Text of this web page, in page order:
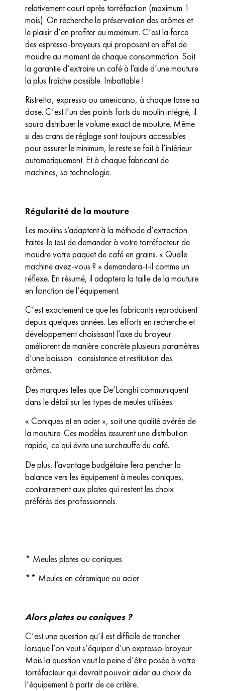
relativement court après torréfaction (maximum 1
mois). On recherche la préservation des arômes et
le plaisir d’en profiter au maximum. C’est la force
des espresso-broyeurs qui proposent en effet de
moudre au moment de chaque consommation. Soit
la garantie d’extraire un café à l’aide d’une mouture
la plus fraîche possible. Imbattable !
Ristretto, expresso ou americano, à chaque tasse sa
dose. C’est l’un des points forts du moulin intégré, il
saura distribuer le volume exact de mouture. Même
si des crans de réglage sont toujours accessibles
pour assurer le minimum, le reste se fait à l’intérieur
automatiquement. Et à chaque fabricant de
machines, sa technologie.
Régularité de la mouture
Les moulins s’adaptent à la méthode d’extraction.
Faites-le test de demander à votre torréfacteur de
moudre votre paquet de café en grains. « Quelle
machine avez-vous ? » demandera-t-il comme un
réflexe. En résumé, il adaptera la taille de la mouture
en fonction de l’équipement.
C’est exactement ce que les fabricants reproduisent
depuis quelques années. Les efforts en recherche et
développement choisissant l’axe du broyeur
améliorent de manière concrète plusieurs paramètres
d’une boisson : consistance et restitution des
arômes.
Des marques telles que De’Longhi communiquent
dans le détail sur les types de meules utilisées.
« Coniques et en acier », soit une qualité avérée de
la mouture. Ces modèles assurent une distribution
rapide, ce qui évite une surchauffe du café.
De plus, l’avantage budgétaire fera pencher la
balance vers les équipement à meules coniques,
contrairement aux plates qui restent les choix
préférés des professionnels.
* Meules plates ou coniques
** Meules en céramique ou acier
Alors plates ou coniques ?
C’est une question qu’il est difficile de trancher
lorsque l’on veut s’équiper d’un expresso-broyeur.
Mais la question vaut la peine d’être posée à votre
torréfacteur qui devrait pouvoir aider au choix de
l’équipement à partir de ce critère.